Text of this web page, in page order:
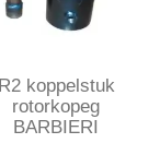
R2 koppelstuk
rotorkopeg
BARBIERI